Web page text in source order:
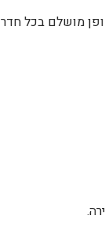
מושלם בכל חדר